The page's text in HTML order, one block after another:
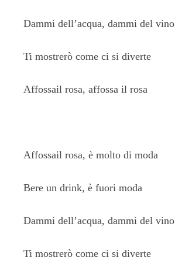
Dammi dell’acqua, dammi del vino
Ti mostrerò come ci si diverte
Affossail rosa, affossa il rosa
Affossail rosa, è molto di moda
Bere un drink, è fuori moda
Dammi dell’acqua, dammi del vino
Ti mostrerò come ci si diverte